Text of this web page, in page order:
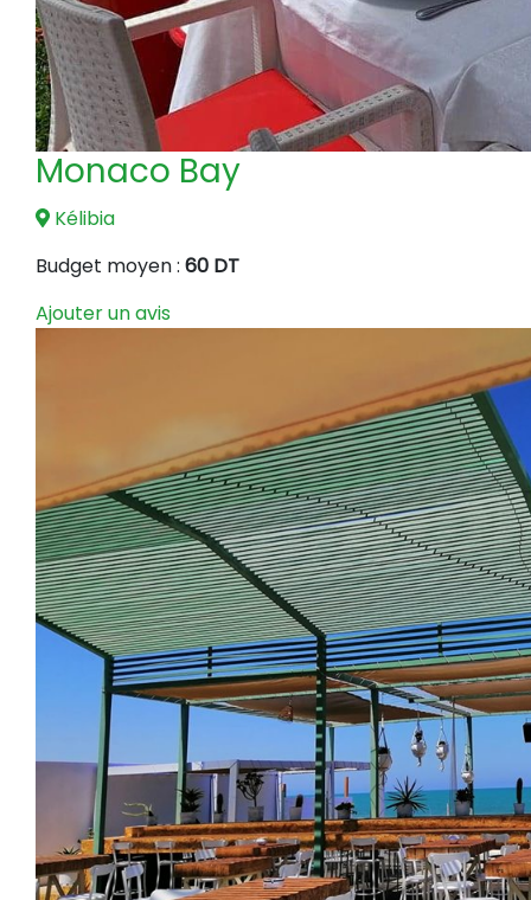
Monaco Bay
Kélibia
Budget moyen : 60 DT
Ajouter un avis